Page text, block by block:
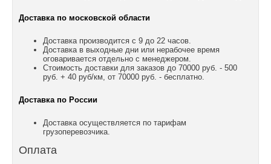
Доставка по московской области
Доставка производится с 9 до 22 часов.
Доставка в выходные дни или нерабочее время
оговаривается отдельно с менеджером.
Стоимость доставки для заказов до 70000 руб. - 500
руб. + 40 руб/км, от 70000 руб. - бесплатно.
Доставка по России
Доставка осуществляется по тарифам
грузоперевозчика.
Оплата